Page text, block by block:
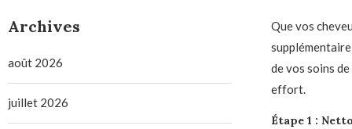
Que vos
de vos soins
effort.
Étape 1 :
Archives
août 2026
juillet 2026